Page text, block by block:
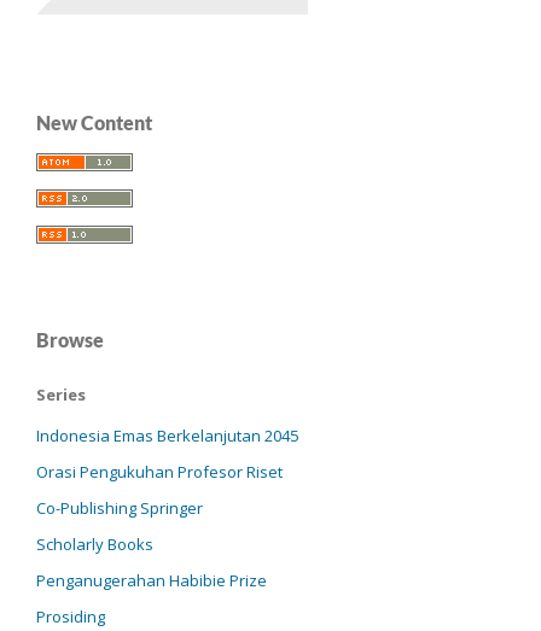
New Content
Browse
Series
Indonesia Emas Berkelanjutan 2045
Orasi Pengukuhan Profesor Riset
Co-Publishing Springer
Scholarly Books
Penganugerahan Habibie Prize
Prosiding